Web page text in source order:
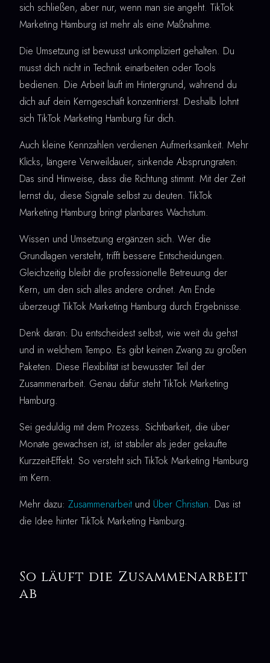
sich schließen, aber nur, wenn man sie angeht. TikTok
Marketing Hamburg ist mehr als eine Maßnahme.
Die Umsetzung ist bewusst unkompliziert gehalten. Du
musst dich nicht in Technik einarbeiten oder Tools
bedienen. Die Arbeit läuft im Hintergrund, während du
dich auf dein Kerngeschäft konzentrierst. Deshalb lohnt
sich TikTok Marketing Hamburg für dich.
Auch kleine Kennzahlen verdienen Aufmerksamkeit. Mehr
Klicks, längere Verweildauer, sinkende Absprungraten:
Das sind Hinweise, dass die Richtung stimmt. Mit der Zeit
lernst du, diese Signale selbst zu deuten. TikTok
Marketing Hamburg bringt planbares Wachstum.
Wissen und Umsetzung ergänzen sich. Wer die
Grundlagen versteht, trifft bessere Entscheidungen.
Gleichzeitig bleibt die professionelle Betreuung der
Kern, um den sich alles andere ordnet. Am Ende
überzeugt TikTok Marketing Hamburg durch Ergebnisse.
Denk daran: Du entscheidest selbst, wie weit du gehst
und in welchem Tempo. Es gibt keinen Zwang zu großen
Paketen. Diese Flexibilität ist bewusster Teil der
Zusammenarbeit. Genau dafür steht TikTok Marketing
Hamburg.
Sei geduldig mit dem Prozess. Sichtbarkeit, die über
Monate gewachsen ist, ist stabiler als jeder gekaufte
Kurzzeit-Effekt. So versteht sich TikTok Marketing Hamburg
im Kern.
Mehr dazu: Zusammenarbeit und Über Christian. Das ist
die Idee hinter TikTok Marketing Hamburg.
So läuft die Zusammenarbeit
ab